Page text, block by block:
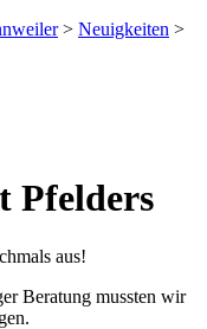
> Neuigkeiten >
Pfelders
aus!
Beratung mussten wir